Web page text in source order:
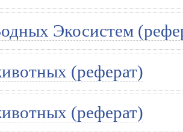
Экосистем
(реферат)
(реферат)